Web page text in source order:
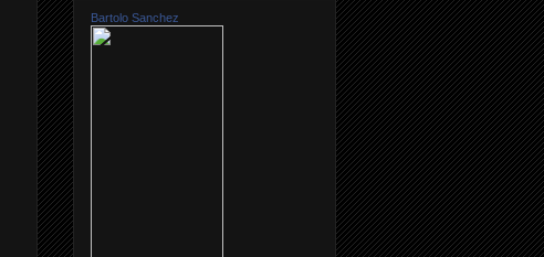
Bartolo Sanchez